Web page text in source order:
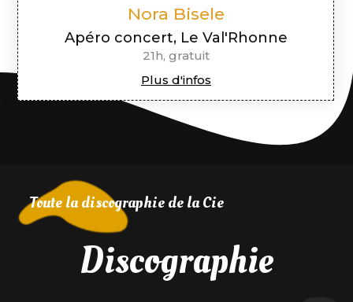
Nora Bisele
Apéro concert, Le Val'Rhonne
21h, gratuit
Plus d'infos
Toute la discographie de la Cie
Discographie